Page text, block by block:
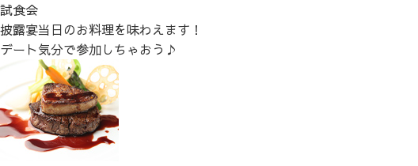
試食会
披露宴当日のお料理を味わえます！
デート気分で参加しちゃおう♪